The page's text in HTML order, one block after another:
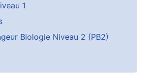
1
Biologie Niveau 2 (PB2)